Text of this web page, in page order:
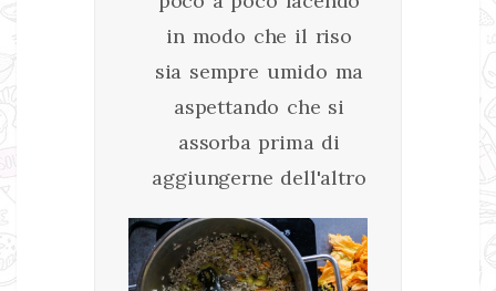
in modo che il riso
sia sempre umido ma
aspettando che si
assorba prima di
aggiungerne dell'altro